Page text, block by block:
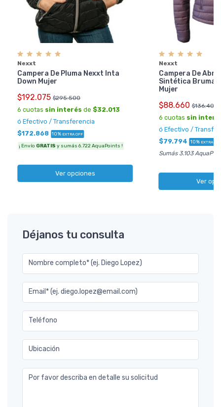
Nexxt
Campera De Pluma Nexxt Inta
Down Mujer
$192.075 $295.500
6 cuotas sin interés de $32.013
ó Efectivo / Transferencia
$172.868 10% EXTRA OFF
¡ Envío GRATIS y sumás 6.722 AquaPoints !
Ver opciones
Nexxt
Campera De
Sintética Brumal
Mujer
$88.660 $136.400
6 cuotas sin
ó Efectivo /
$79.794 10% EXTRA OFF
Sumás 3.103
Ver
Déjanos tu consulta
Nombre completo* (ej. Diego Lopez)
Email* (ej. diego.lopez@email.com)
Teléfono
Ubicación
Por favor describa en detalle su solicitud